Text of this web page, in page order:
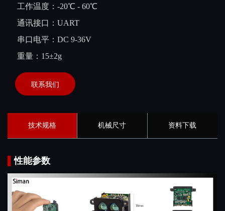
工作温度：-20℃ - 60℃
通讯接口：UART
串口电平：DC 9-36V
重量： 15±2g
联系我们
技术规格 机械尺寸 资料下载
▌性能参数